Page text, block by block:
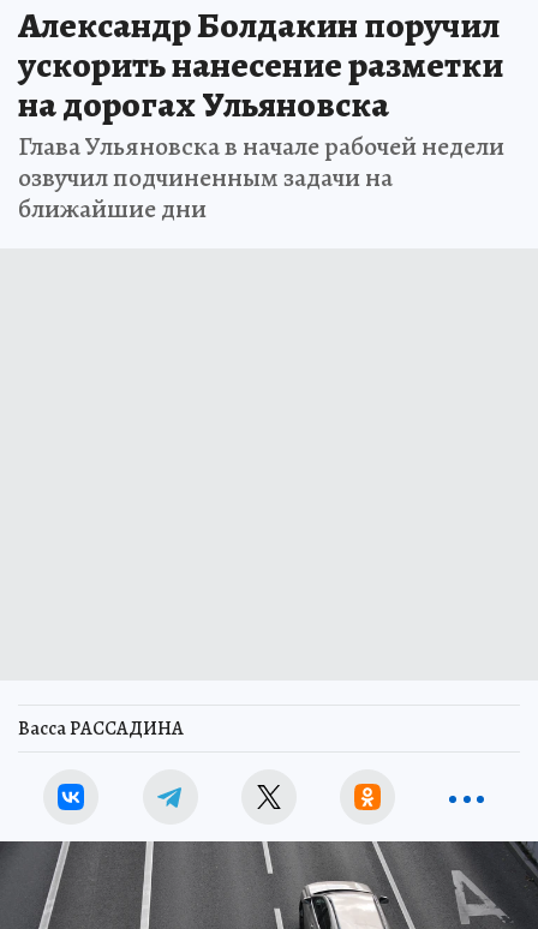
Александр Болдакин поручил
ускорить нанесение разметки
на дорогах Ульяновска
Глава Ульяновска в начале рабочей недели
озвучил подчиненным задачи на
ближайшие дни
Васса РАССАДИНА